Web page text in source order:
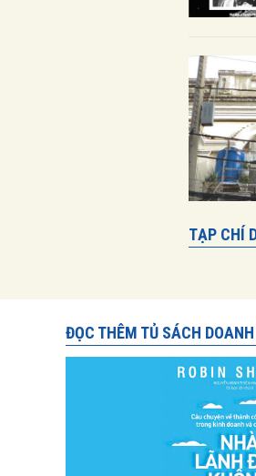
TẠP CHÍ
ĐỌC THÊM TỦ SÁCH